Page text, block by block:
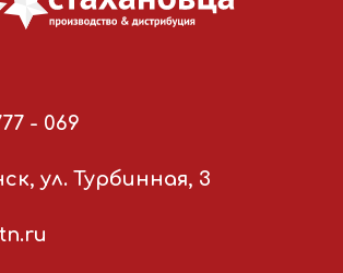
- 069
ул. Турбинная, 3